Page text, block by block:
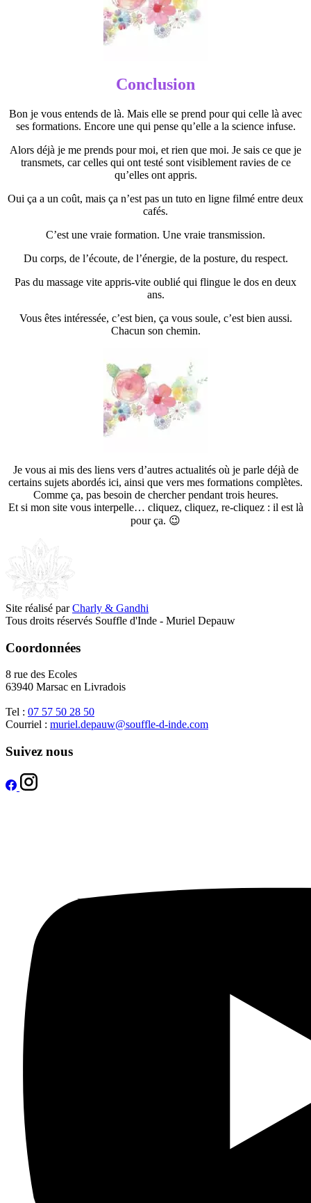
Conclusion
Bon je vous entends de là. Mais elle se prend pour qui celle là avec
ses formations. Encore une qui pense qu’elle a la science infuse.
Alors déjà je me prends pour moi, et rien que moi. Je sais ce que je
transmets, car celles qui ont testé sont visiblement ravies de ce
qu’elles ont appris.
Oui ça a un coût, mais ça n’est pas un tuto en ligne filmé entre deux
cafés.
C’est une vraie formation. Une vraie transmission.
Du corps, de l’écoute, de l’énergie, de la posture, du respect.
Pas du massage vite appris-vite oublié qui flingue le dos en deux
ans.
Vous êtes intéressée, c’est bien, ça vous soule, c’est bien aussi.
Chacun son chemin.
Je vous ai mis des liens vers d’autres actualités où je parle déjà de
certains sujets abordés ici, ainsi que vers mes formations complètes.
Comme ça, pas besoin de chercher pendant trois heures.
Et si mon site vous interpelle… cliquez, cliquez, re-cliquez : il est là
pour ça. 😉
Site réalisé parCharly & Gandhi
Tous droits réservés Souffle d'Inde - Muriel Depauw
Coordonnées
8 rue des Ecoles
63940 Marsac en Livradois
Tel : 07 57 50 28 50
Courriel : muriel.depauw@souffle-d-inde.com
Suivez nous